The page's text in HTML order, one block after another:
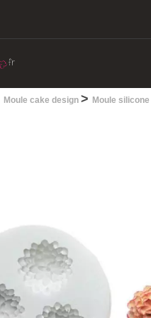
Moule cake design > Moule